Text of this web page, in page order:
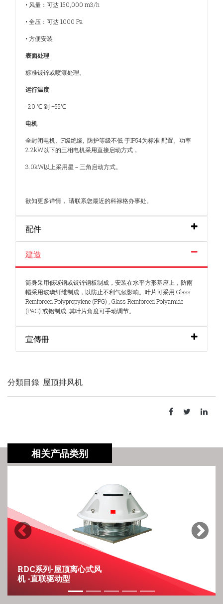
• 风量：可达 150,000 m3/h
• 全压：可达 1000 Pa
• 方便安装
表面处理
标准镀锌或喷漆处理。
运行温度
-20 ℃ 到 +55℃
电机
全封闭电机、F级绝缘, 防护等级不低 于IP54为标准配置。功率
2.2kW以下的三相电机采用直接启动方式，
3.0kW以上采用星－三角启动方式。
欲知更多详情， 请联系您最近的科禄格办事处。
配件
建造
筒身采用低碳钢或镀锌钢板制成，安装在水平方形基座上，防雨
帽采用玻璃纤维制成，以防止不利气候影响。 叶片可采用 Glass
Reinforced Polypropylene (PPG) , Glass Reinforced Polyamide
(PAG) 或铝制成, 其叶片角度可手动调节。
宣傳冊
分類目錄 :屋顶排风机
相关产品类别
RDC系列-屋顶离心式风
机 -直联驱动型
Previous Next